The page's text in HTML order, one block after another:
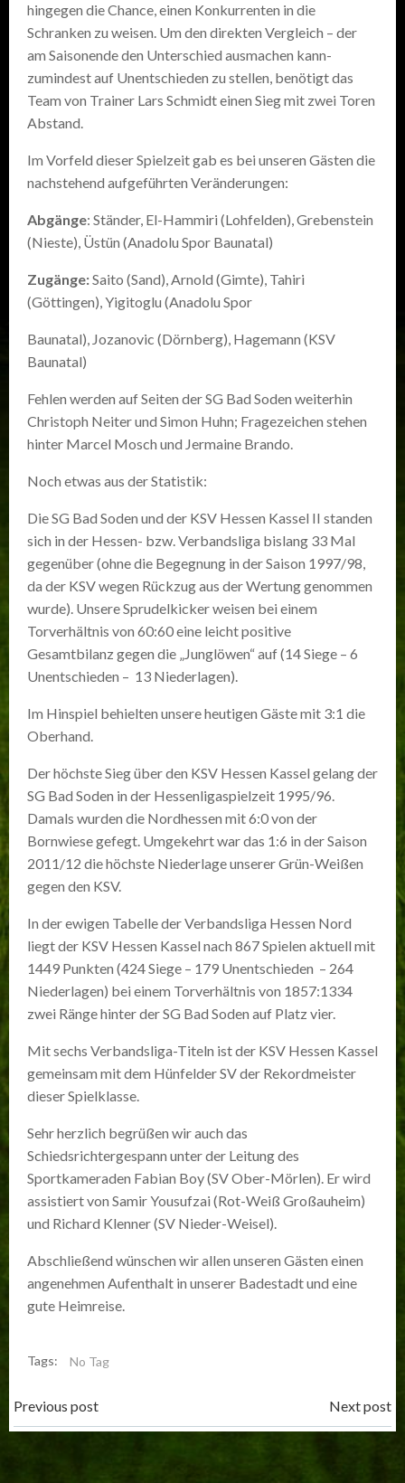
hingegen die Chance, einen Konkurrenten in die
Schranken zu weisen. Um den direkten Vergleich – der
am Saisonende den Unterschied ausmachen kann-
zumindest auf Unentschieden zu stellen, benötigt das
Team von Trainer Lars Schmidt einen Sieg mit zwei Toren
Abstand.
Im Vorfeld dieser Spielzeit gab es bei unseren Gästen die
nachstehend aufgeführten Veränderungen:
Abgänge: Ständer, El-Hammiri (Lohfelden), Grebenstein
(Nieste), Üstün (Anadolu Spor Baunatal)
Zugänge:Saito (Sand), Arnold (Gimte), Tahiri
(Göttingen), Yigitoglu (Anadolu Spor
Baunatal), Jozanovic (Dörnberg), Hagemann (KSV
Baunatal)
Fehlen werden auf Seiten der SG Bad Soden weiterhin
Christoph Neiter und Simon Huhn; Fragezeichen stehen
hinter Marcel Mosch und Jermaine Brando.
Noch etwas aus der Statistik:
Die SG Bad Soden und der KSV Hessen Kassel II standen
sich in der Hessen- bzw. Verbandsliga bislang 33 Mal
gegenüber (ohne die Begegnung in der Saison 1997/98,
da der KSV wegen Rückzug aus der Wertung genommen
wurde). Unsere Sprudelkicker weisen bei einem
Torverhältnis von 60:60 eine leicht positive
Gesamtbilanz gegen die „Junglöwen“ auf (14 Siege – 6
Unentschieden – 13 Niederlagen).
Im Hinspiel behielten unsere heutigen Gäste mit 3:1 die
Oberhand.
Der höchste Sieg über den KSV Hessen Kassel gelang der
SG Bad Soden in der Hessenligaspielzeit 1995/96.
Damals wurden die Nordhessen mit 6:0 von der
Bornwiese gefegt. Umgekehrt war das 1:6 in der Saison
2011/12 die höchste Niederlage unserer Grün-Weißen
gegen den KSV.
In der ewigen Tabelle der Verbandsliga Hessen Nord
liegt der KSV Hessen Kassel nach 867 Spielen aktuell mit
1449 Punkten (424 Siege – 179 Unentschieden – 264
Niederlagen) bei einem Torverhältnis von 1857:1334
zwei Ränge hinter der SG Bad Soden auf Platz vier.
Mit sechs Verbandsliga-Titeln ist der KSV Hessen Kassel
gemeinsam mit dem Hünfelder SV der Rekordmeister
dieser Spielklasse.
Sehr herzlich begrüßen wir auch das
Schiedsrichtergespann unter der Leitung des
Sportkameraden Fabian Boy (SV Ober-Mörlen). Er wird
assistiert von Samir Yousufzai (Rot-Weiß Großauheim)
und Richard Klenner (SV Nieder-Weisel).
Abschließend wünschen wir allen unseren Gästen einen
angenehmen Aufenthalt in unserer Badestadt und eine
gute Heimreise.
Tags: No Tag
Post
navigation
Previous post Next post